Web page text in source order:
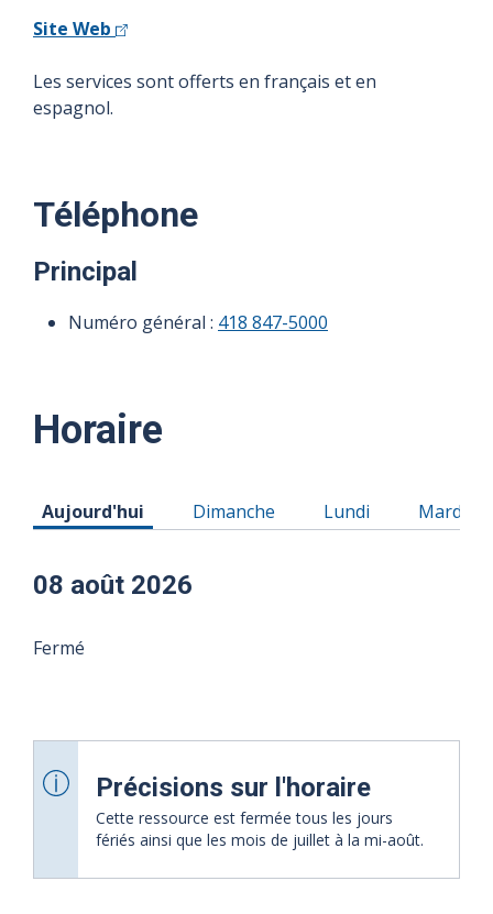
Site Web
Les services sont offerts en français et en
espagnol.
Téléphone
Principal
Numéro général : 418 847-5000
Horaire
Horaire du Samedi 08 août 2026
Aujourd'hui Horaire du Dimanche 09 août 2026
Dimanche Horaire du Lundi 10
Lundi Horaire
Mardi
08 août 2026
Fermé
Précisions sur l'horaire
Cette ressource est fermée tous les jours
fériés ainsi que les mois de juillet à la mi-août.